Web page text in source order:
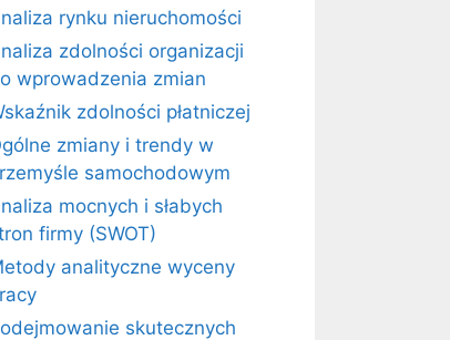
rynku nieruchomości
zdolności organizacji
wprowadzenia zmian
zdolności płatniczej
zmiany i trendy w
samochodowym
mocnych i słabych
firmy (SWOT)
analityczne wyceny
skutecznych